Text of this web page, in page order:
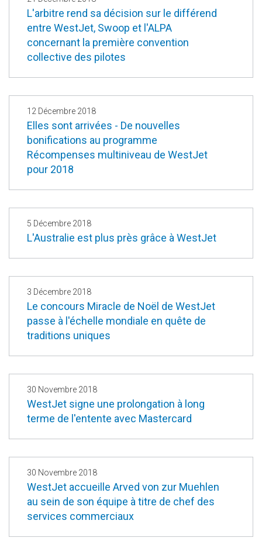
L'arbitre rend sa décision sur le différend
entre WestJet, Swoop et l'ALPA
concernant la première convention
collective des pilotes
12 Décembre 2018
Elles sont arrivées - De nouvelles
bonifications au programme
Récompenses multiniveau de WestJet
pour 2018
5 Décembre 2018
L'Australie est plus près grâce à WestJet
3 Décembre 2018
Le concours Miracle de Noël de WestJet
passe à l'échelle mondiale en quête de
traditions uniques
30 Novembre 2018
WestJet signe une prolongation à long
terme de l'entente avec Mastercard
30 Novembre 2018
WestJet accueille Arved von zur Muehlen
au sein de son équipe à titre de chef des
services commerciaux